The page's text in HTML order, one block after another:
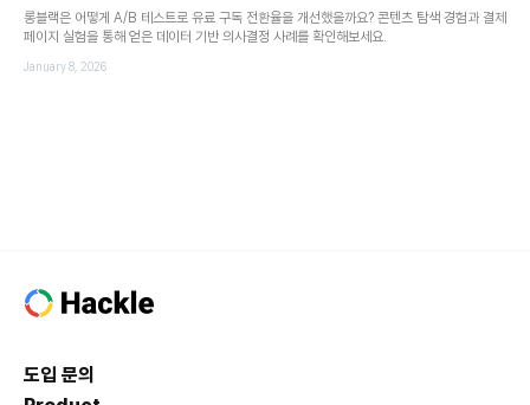
롱블랙은 어떻게 A/B 테스트로 유료 구독 전환율을 개선했을까요? 콘텐츠 탐색 경험과 결제
페이지 실험을 통해 얻은 데이터 기반 의사결정 사례를 확인해보세요.
January 8, 2026
도입 문의